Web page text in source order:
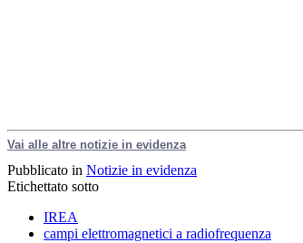
Vai alle altre notizie in evidenza
Pubblicato in Notizie in evidenza
Etichettato sotto
IREA
campi elettromagnetici a radiofrequenza